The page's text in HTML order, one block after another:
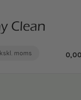
moms 0,00